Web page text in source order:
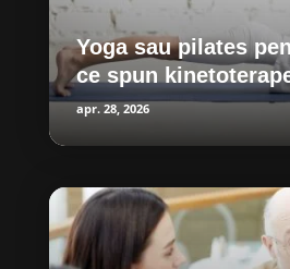
Yoga sau pilates
ce spun
apr. 28, 2026